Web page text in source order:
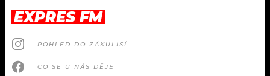
DOMŮ
ČLÁNKY
AKTUÁLNĚ
PODCASTY
EXPRES FM
POHLED DO ZÁKULISÍ
CO SE U NÁS DĚJE